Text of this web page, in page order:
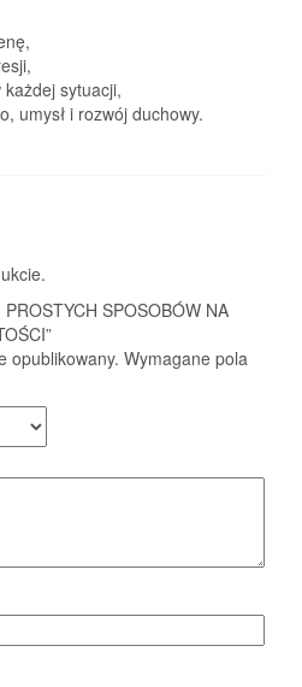
sytuacji,
umysł i rozwój duchowy.
SPOSOBÓW NA
opublikowany. Wymagane pola